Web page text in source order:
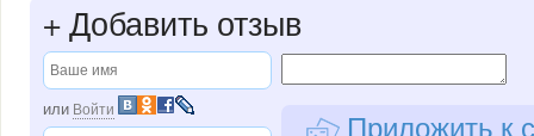
+Добавить отзыв
или Войти
Приложить к